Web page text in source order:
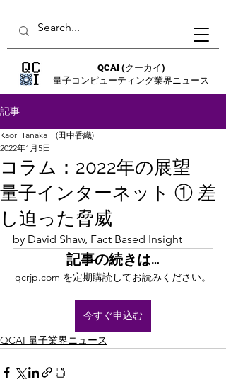
QCAI (クーカイ)
量子コンピューティング業界ニュース
記事
コラム：2022年の展望
量子インターネット ① 差
し迫った脅威
Kaori Tanaka (田中香織)
2022年1月5日
by David Shaw, Fact Based Insight
記事の続きは…
qcrjp.com を定期購読してお読みください。
今すぐ申込む
QCAI 量子業界ニュース